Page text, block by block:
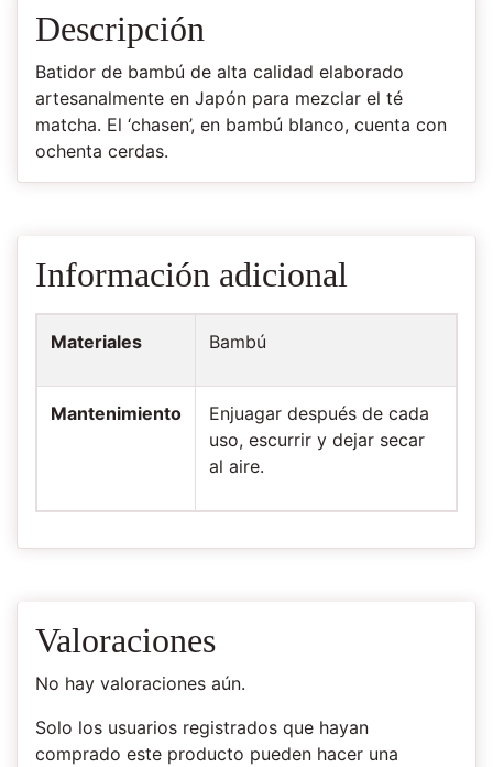
Descripción
Batidor de bambú de alta calidad elaborado
artesanalmente en Japón para mezclar el té
matcha. El ‘chasen’, en bambú blanco, cuenta con
ochenta cerdas.
Información adicional
Materiales Bambú
Mantenimiento
Enjuagar después de cada
uso, escurrir y dejar secar
al aire.
Valoraciones
No hay valoraciones aún.
Solo los usuarios registrados que hayan
comprado este producto pueden hacer una